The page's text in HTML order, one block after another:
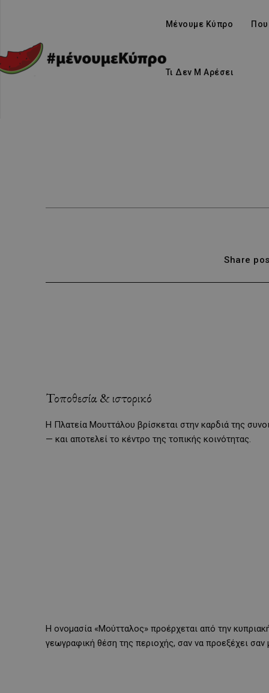
Μένουμε Κύπρο
Τι Δεν Μ Αρέσει
Share
Τοποθεσία & ιστορικό
Η Πλατεία Μουττάλου βρίσκεται στην καρδιά της
— και αποτελεί το κέντρο της τοπικής κοινότητας.
Η ονομασία «Μούτταλος» προέρχεται από την
γεωγραφική θέση της περιοχής, σαν να προεξέχει